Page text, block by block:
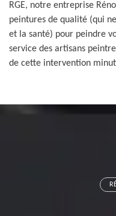
RGE, notre entreprise
peintures de qualité (qui
et la santé) pour peindre
service des artisans
de cette intervention